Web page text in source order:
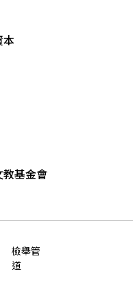
本
基金會
檢舉管
道